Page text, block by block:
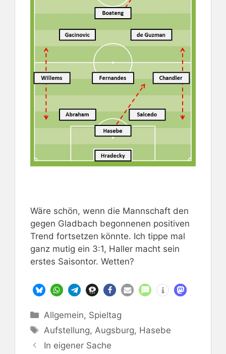
Wäre schön, wenn die Mannschaft den
gegen Gladbach begonnenen positiven
Trend fortsetzen könnte. Ich tippe mal
ganz mutig ein 3:1, Haller macht sein
erstes Saisontor. Wetten?
Kategorien
Allgemein, Spieltag
Schlagwörter
Aufstellung, Augsburg, Hasebe
In eigener Sache